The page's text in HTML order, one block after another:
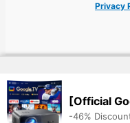
Privacy
Copyright © 2026
[Official
-46%